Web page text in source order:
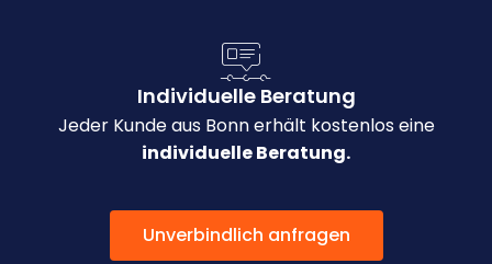
Individuelle Beratung
Jeder Kunde aus Bonn erhält kostenlos eine
individuelle Beratung.
Unverbindlich anfragen